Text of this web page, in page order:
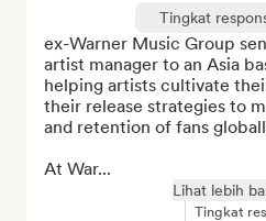
Tingkat
ex-Warner Music Group
artist manager to an Asia
helping artists cultivate
their release strategies to
and retention of fans
At War...
Lihat lebih
Tingkat